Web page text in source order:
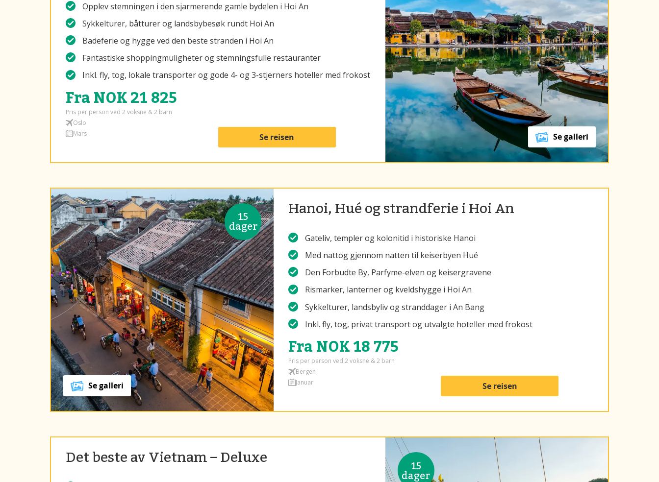
Se galleri
Opplev stemningen i den sjarmerende gamle bydelen i Hoi An
Sykkelturer, båtturer og landsbybesøk rundt Hoi An
Badeferie og hygge ved den beste stranden i Hoi An
Fantastiske shoppingmuligheter og stemningsfulle restauranter
Inkl. fly, tog, lokale transporter og gode 4- og 3-stjerners hoteller med frokost
Fra NOK 21 825
Pris per person ved 2 voksne & 2 barn
Oslo
Mars
Se reisen
15
dager
Se galleri
Hanoi, Hué og strandferie i Hoi An
Gateliv, templer og kolonitid i historiske Hanoi
Med nattog gjennom natten til keiserbyen Hué
Den Forbudte By, Parfyme-elven og keisergravene
Rismarker, lanterner og kveldshygge i Hoi An
Sykkelturer, landsbyliv og stranddager i An Bang
Inkl. fly, tog, privat transport og utvalgte hoteller med frokost
Fra NOK 18 775
Pris per person ved 2 voksne & 2 barn
Bergen
Januar
Se reisen
15
dager
Det beste av Vietnam – Deluxe